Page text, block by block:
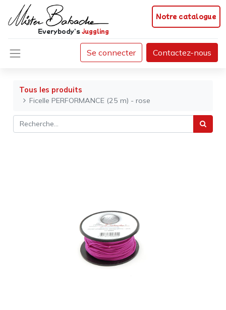
Notre catalogue
Everybody'sjuggling
Se connecter Contactez-nous
Tous les produits
Ficelle PERFORMANCE (25 m) - rose